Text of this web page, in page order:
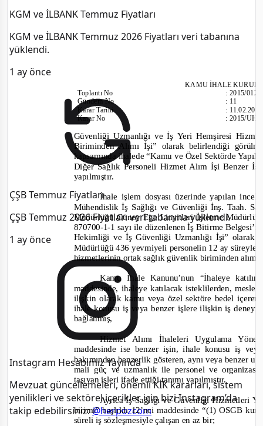
KGM ve İLBANK Temmuz Fiyatları
KGM ve İLBANK Temmuz 2026 Fiyatları veri tabanına
yüklendi.
1 ay önce
ÇŞB Temmuz Fiyatları
ÇŞB Temmuz 2026 Fiyatları veri tabanına yüklendi.
1 ay önce
Instagram Hesabımız Yayında
Mevzuat güncellemeleri, önemli KİK kararları, sistem
yenilikleri ve sektörel içerikler için bizi Instagram’da
takip edebilirsiniz:@herpozcom
KAMU İHALE
ToplantıNo
Gündem No
Karar Tarihi
Karar No
:2015/012
: 11
:
:2015/
Güvenliği Uzmanlığı ve İş Yeri Hemşiresi
Biriminden Alımı İşi” olarak belirlendiği
kapsamında ihalede“Kamu ve Özel Sektörde
Diğer Sağlık Personeli Hizmet Alım İşi Benzer
yapılmıştır.
İhale işlem dosyası üzerinde yapılan
Mühendislik İş Sağlığı ve Güvenliği İnş. Taah.
Müdürlüğü Güney Ege Linyitleri İşletme
870700-1-1 sayı ile düzenlenen İş Bitirme
Hekimliği ve İş Güvenliği Uzmanlığı İşi”
Müdürlüğü 436 yevmiyeli personelin 12 ay
hizmetlerinin ortak sağlık güvenlik biriminden alım
Kamu İhale Kanunu’nun “İhaleye
maddesinde, ihaleye katılacak isteklilerden,
ilişkin olarak kamu veya özel sektöre bedel
ihale konusu iş veya benzer işlere ilişkin iş
bağlanmış,
Hizmet Alımı İhaleleri Uygulama
maddesinde ise benzer işin, ihale konusu iş
bakımından benzerlik gösteren, aynı veya benzer
mali güç ve uzmanlık ile personel ve
taşıyan işleri ifade ettiği tanımı yapılmıştır.
Ayrıca İş Sağlığı ve Güvenliği Hizmetleri
birimi” başlıklı 12’nci maddesinde “(1) OSGB
süreli iş sözleşmesiyle çalışan en az bir;